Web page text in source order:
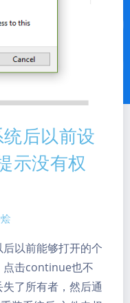
Sans Serif Serif
浅阴影 深阴影
后以前设
示没有权
以前能够打开的个
点击continue也不
了所有者，然后通